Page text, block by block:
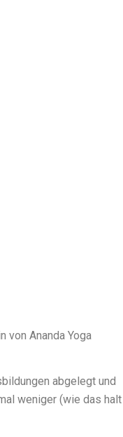
von Ananda Yoga
abgelegt und
weniger (wie das halt